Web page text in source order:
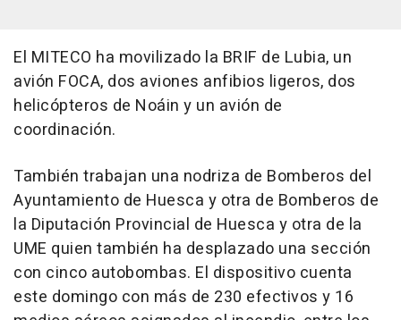
El MITECO ha movilizado la BRIF de Lubia, un
avión FOCA, dos aviones anfibios ligeros, dos
helicópteros de Noáin y un avión de
coordinación.
También trabajan una nodriza de Bomberos del
Ayuntamiento de Huesca y otra de Bomberos de
la Diputación Provincial de Huesca y otra de la
UME quien también ha desplazado una sección
con cinco autobombas. El dispositivo cuenta
este domingo con más de 230 efectivos y 16